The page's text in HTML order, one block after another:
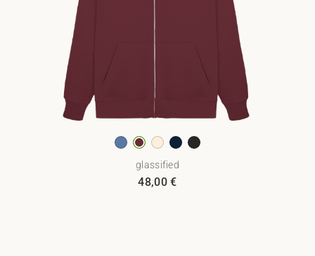
glassified
48,00€